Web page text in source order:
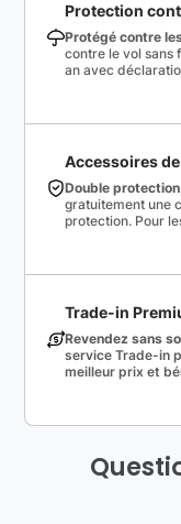
Protection
Protégé contre
contre le vol sans
an avec
Accessoires
Double
gratuitement une
protection. Pour
Trade-in
Revendez sans
service Trade-in
meilleur prix et